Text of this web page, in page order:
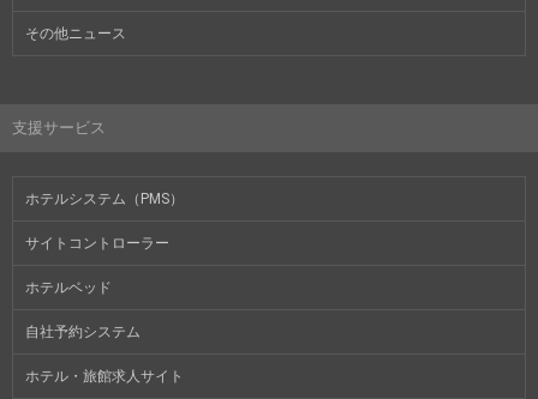
その他ニュース
支援サービス
ホテルシステム（PMS）
サイトコントローラー
ホテルベッド
自社予約システム
ホテル・旅館求人サイト